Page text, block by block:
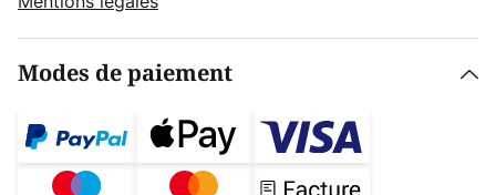
Modes de paiement